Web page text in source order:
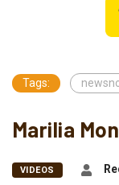
Tags:
Marilia
VIDEOS